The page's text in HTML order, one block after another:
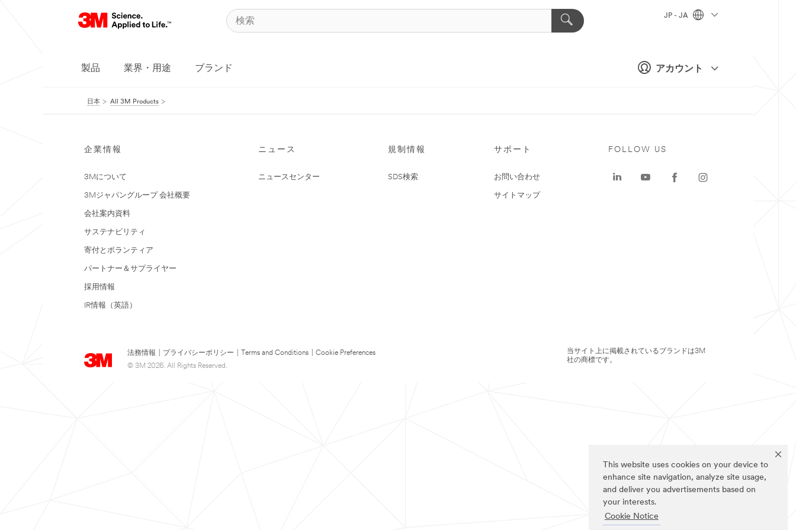
This website uses cookies on your device to
enhance site navigation, analyze site usage,
and deliver you advertisements based on
your interests.
Cookie Notice
アカウント
JP - JA
製品 業界・用途 ブランド
日本 All 3M Products
企業情報
3Mについて
3Mジャパングループ 会社概要
会社案内資料
サステナビリティ
寄付とボランティア
パートナー＆サプライヤー
採用情報
IR情報（英語）
ニュース
ニュースセンター
規制情報
SDS検索
サポート
お問い合わせ
サイトマップ
法務情報 プライバシーポリシー Terms and Conditions
Cookie Preferences
© 3M 2026. All Rights Reserved.
FOLLOW US
当サイト上に掲載されているブランドは3M
社の商標です。